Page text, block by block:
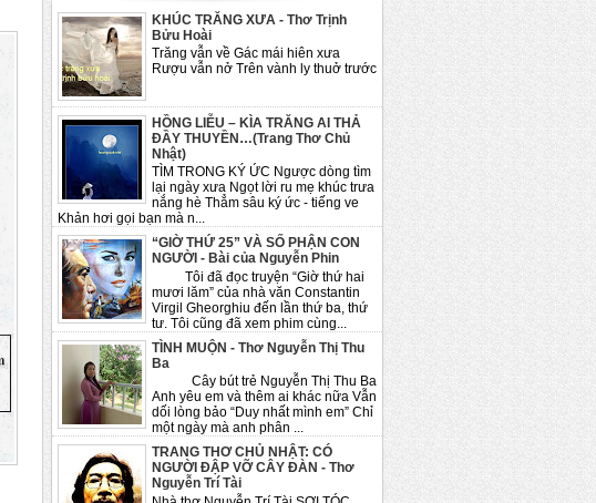
KHÚC TRĂNG XƯA - Thơ Trịnh
Bửu Hoài
Trăng vẫn về Gác mái hiên xưa
Rượu vẫn nở Trên vành ly thuở trước
HỒNG LIỄU – KÌA TRĂNG AI THẢ
ĐẦY THUYỀN…(Trang Thơ Chủ
Nhật)
TÌM TRONG KÝ ỨC Ngược dòng tìm
lại ngày xưa Ngọt lời ru mẹ khúc trưa
nắng hè Thẳm sâu ký ức - tiếng ve
Khản hơi gọi bạn mà n...
“GIỜ THỨ 25” VÀ SỐ PHẬN CON
NGƯỜI - Bài của Nguyễn Phin
Tôi đã đọc truyện “Giờ thứ hai
mươi lăm” của nhà văn Constantin
Virgil Gheorghiu đến lần thứ ba, thứ
tư. Tôi cũng đã xem phim cùng...
TÌNH MUỘN - Thơ Nguyễn Thị Thu
Ba
Cây bút trẻ Nguyễn Thị Thu Ba
Anh yêu em và thêm ai khác nữa Vẫn
dối lòng bảo “Duy nhất mình em” Chỉ
một ngày mà anh phân ...
TRANG THƠ CHỦ NHẬT: CÓ
NGƯỜI ĐẬP VỠ CÂY ĐÀN - Thơ
Nguyễn Trí Tài